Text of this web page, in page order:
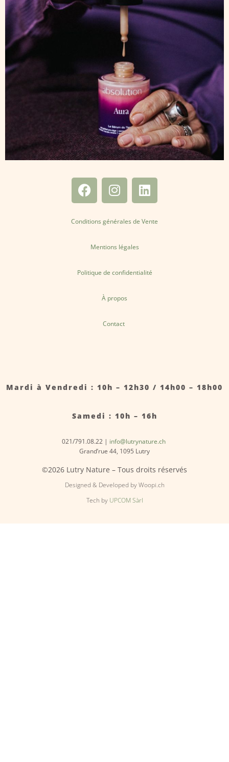
Conditions générales de Vente
Mentions légales
Politique de confidentialité
À propos
Contact
Mardi à Vendredi : 10h – 12h30 / 14h00 – 18h00
Samedi : 10h – 16h
021/791.08.22 | info@lutrynature.ch
Grand’rue 44, 1095 Lutry
©2026 Lutry Nature – Tous droits réservés
Designed & Developed by Woopi.ch
Tech by UPCOM Sàrl